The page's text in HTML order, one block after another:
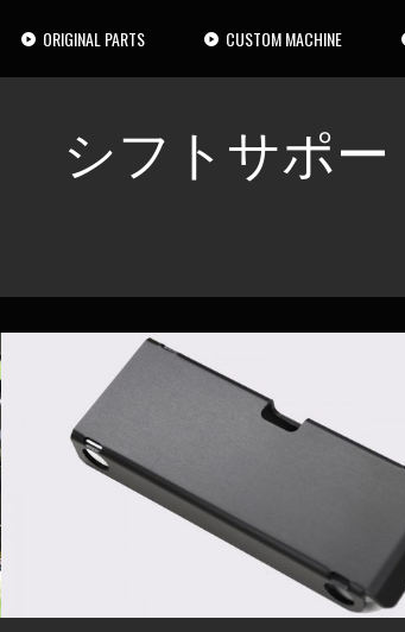
ORIGINAL PARTS CUSTOM MACHINE
シフトサポー